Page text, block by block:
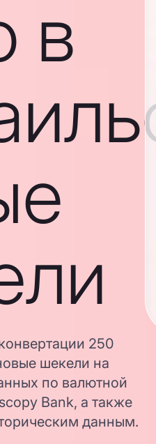
в
250
шекели на
по валютной
Bank, а также
данным.